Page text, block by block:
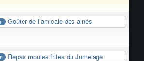
Goûter de l’amicale des ainés
Repas moules frites du Jumelage